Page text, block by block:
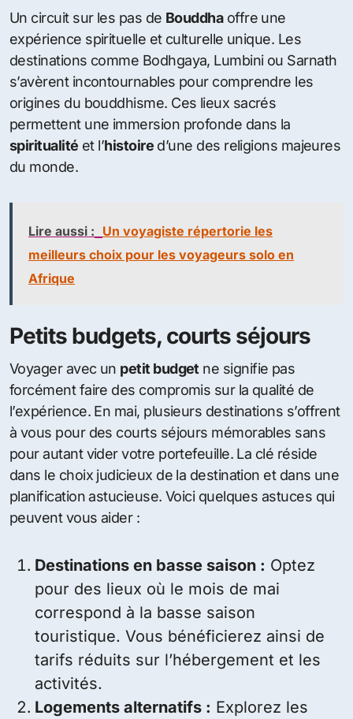
Un circuit sur les pas de Bouddhaoffre une
expérience spirituelle et culturelle unique. Les
destinations comme Bodhgaya, Lumbini ou Sarnath
s’avèrent incontournables pour comprendre les
origines du bouddhisme. Ces lieux sacrés
permettent une immersion profonde dans la
spiritualité et l’histoired’une des religions majeures
du monde.
Lire aussi : Un voyagiste répertorie les
meilleurs choix pour les voyageurs solo en
Afrique
Petits budgets, courts séjours
Voyager avec un petit budgetne signifie pas
forcément faire des compromis sur la qualité de
l’expérience. En mai, plusieurs destinations s’offrent
à vous pour des courts séjours mémorables sans
pour autant vider votre portefeuille. La clé réside
dans le choix judicieux de la destination et dans une
planification astucieuse. Voici quelques astuces qui
peuvent vous aider :
Destinations en basse saison : Optez
pour des lieux où le mois de mai
correspond à la basse saison
touristique. Vous bénéficierez ainsi de
tarifs réduits sur l’hébergement et les
activités.
Logements alternatifs : Explorez les